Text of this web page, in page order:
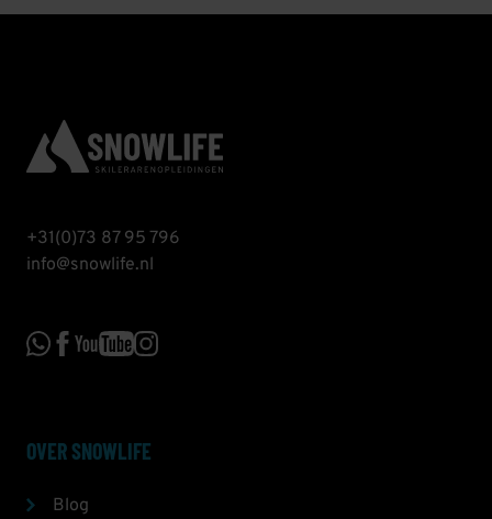
+31(0)73 87 95 796
info@snowlife.nl
OVER SNOWLIFE
Blog